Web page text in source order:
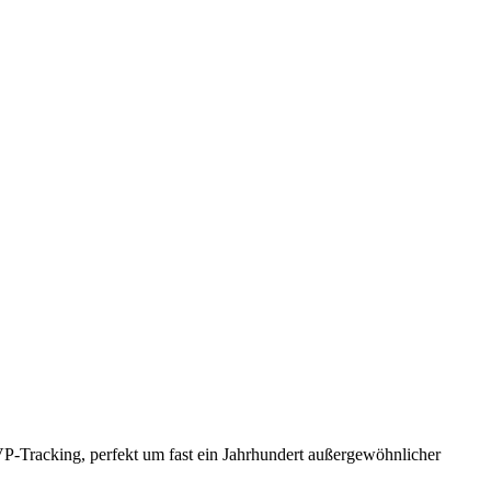
Tracking, perfekt um fast ein Jahrhundert außergewöhnlicher